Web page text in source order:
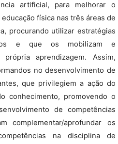
artificial, para melhorar o
física nas três áreas de
procurando utilizar estratégias
e que os mobilizam e
aprendizagem. Assim,
no desenvolvimento de
que privilegiem a ação do
conhecimento, promovendo o
de competências
complementar/aprofundar os
na disciplina de